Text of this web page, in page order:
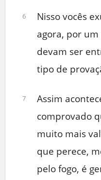
6
Nisso vocês
agora, por
devam ser
tipo de
7
Assim
comprovado
muito mais
que perece,
pelo fogo, é